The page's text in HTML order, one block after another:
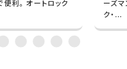
利。 オートロック
ーズ
ク・...